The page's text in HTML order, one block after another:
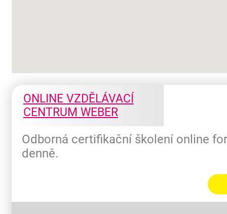
ONLINE VZDĚLÁVACÍ
CENTRUM WEBER
Odborná certifikační školení online
denně.